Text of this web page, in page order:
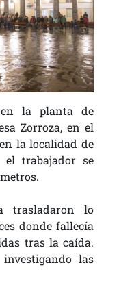
la planta de
Zorroza, en el
la localidad de
el trabajador se
trasladaron lo
donde fallecía
tras la caída.
las